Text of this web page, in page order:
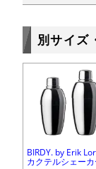
別サイズ
BIRDY. by Erik
カクテルシェーカ